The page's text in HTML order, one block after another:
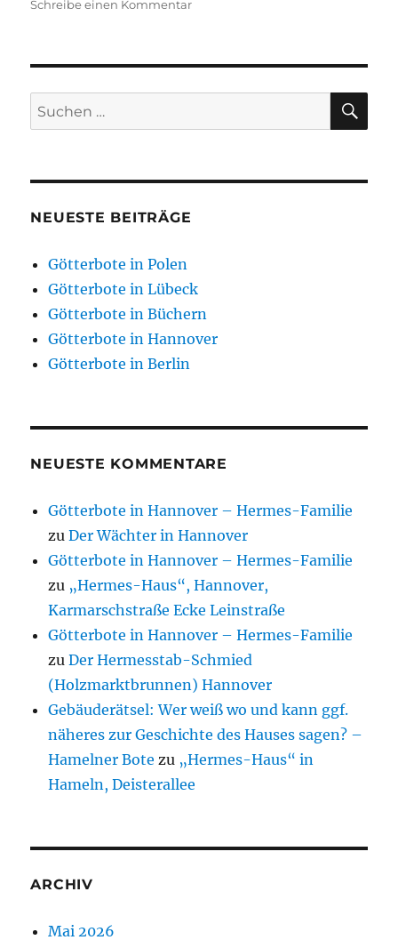
am
Schreibe einen Kommentarzu
40
Suchen
nach:
NEUESTE BEITRÄGE
Götterbote in Polen
Götterbote in Lübeck
Götterbote in Büchern
Götterbote in Hannover
Götterbote in Berlin
NEUESTE KOMMENTARE
Götterbote in Hannover – Hermes-Familie
zuDer Wächter in Hannover
Götterbote in Hannover – Hermes-Familie
zu „Hermes-Haus“, Hannover,
Karmarschstraße Ecke Leinstraße
Götterbote in Hannover – Hermes-Familie
zuDer Hermesstab-Schmied
(Holzmarktbrunnen) Hannover
Gebäuderätsel: Wer weiß wo und kann ggf.
näheres zur Geschichte des Hauses sagen? –
Hamelner Bote zu „Hermes-Haus“ in
Hameln, Deisterallee
ARCHIV
Mai 2026